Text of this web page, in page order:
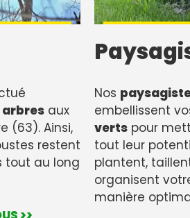
arbres aux
(63). Ainsi,
restent
tout au long
Nos
embellissent
verts pour
tout leur
plantent,
organisent
manière